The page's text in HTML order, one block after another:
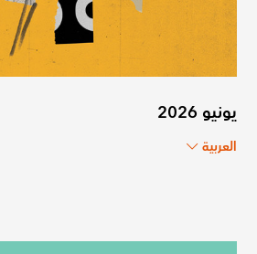
يونيو 2026
العربية